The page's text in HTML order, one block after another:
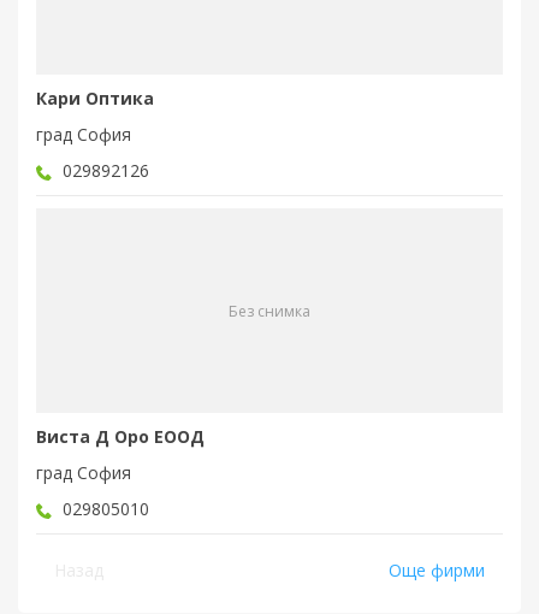
Кари Оптика
град София
029892126
Без снимка
Виста Д Оро ЕООД
град София
029805010
Още фирми